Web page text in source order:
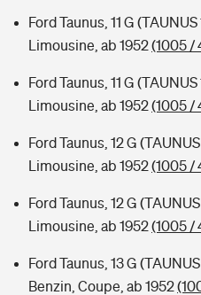
Ford Taunus, 11 G
Limousine, ab 1952(1005 /
Ford Taunus, 11 G
Limousine, ab 1952(1005 /
Ford Taunus, 12 G
Limousine, ab 1952(1005 /
Ford Taunus, 12 G
Limousine, ab 1952(1005 /
Ford Taunus, 13 G
Benzin, Coupe, ab 1952